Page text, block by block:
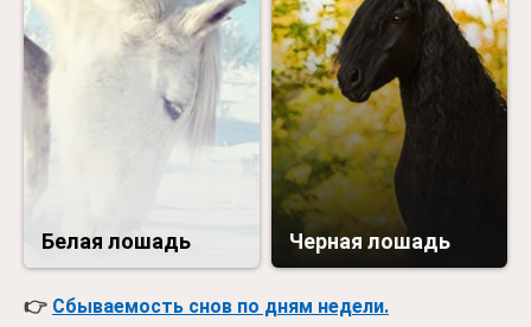
Белая лошадь Черная лошадь
👉 Сбываемость снов по дням недели.